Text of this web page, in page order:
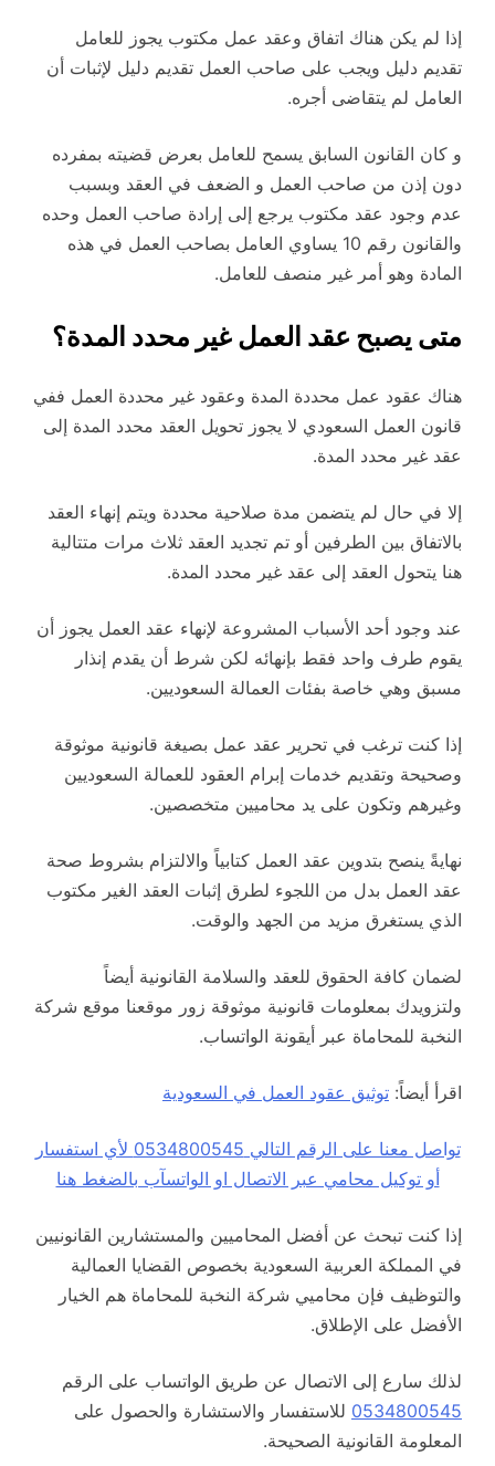
إذا لم يكن هناك اتفاق وعقد عمل مكتوب يجوز للعامل
تقديم دليل ويجب على صاحب العمل تقديم دليل لإثبات أن
العامل لم يتقاضى أجره.
و كان القانون السابق يسمح للعامل بعرض قضيته بمفرده
دون إذن من صاحب العمل و الضعف في العقد وبسبب
عدم وجود عقد مكتوب يرجع إلى إرادة صاحب العمل وحده
والقانون رقم 10 يساوي العامل بصاحب العمل في هذه
المادة وهو أمر غير منصف للعامل.
متى يصبح عقد العمل غير محدد المدة؟
هناك عقود عمل محددة المدة وعقود غير محددة العمل ففي
قانون العمل السعودي لا يجوز تحويل العقد محدد المدة إلى
عقد غير محدد المدة.
إلا في حال لم يتضمن مدة صلاحية محددة ويتم إنهاء العقد
بالاتفاق بين الطرفين أو تم تجديد العقد ثلاث مرات متتالية
هنا يتحول العقد إلى عقد غير محدد المدة.
عند وجود أحد الأسباب المشروعة لإنهاء عقد العمل يجوز أن
يقوم طرف واحد فقط بإنهائه لكن شرط أن يقدم إنذار
مسبق وهي خاصة بفئات العمالة السعوديين.
إذا كنت ترغب في تحرير عقد عمل بصيغة قانونية موثوقة
وصحيحة وتقديم خدمات إبرام العقود للعمالة السعوديين
وغيرهم وتكون على يد محاميين متخصصين.
نهايةً ينصح بتدوين عقد العمل كتابياً والالتزام بشروط صحة
عقد العمل بدل من اللجوء لطرق إثبات العقد الغير مكتوب
الذي يستغرق مزيد من الجهد والوقت.
لضمان كافة الحقوق للعقد والسلامة القانونية أيضاً
ولتزويدك بمعلومات قانونية موثوقة زور موقعنا موقع شركة
النخبة للمحاماة عبر أيقونة الواتساب.
اقرأ أيضاً: توثيق عقود العمل في السعودية
تواصل معنا على الرقم التالي 0534800545 لأي استفسار
أو توكيل محامي عبر الاتصال او الواتسآب بالضغط هنا
إذا كنت تبحث عن أفضل المحاميين والمستشارين القانونيين
في المملكة العربية السعودية بخصوص القضايا العمالية
والتوظيف فإن محاميي شركة النخبة للمحاماة هم الخيار
الأفضل على الإطلاق.
لذلك سارع إلى الاتصال عن طريق الواتساب على الرقم
0534800545 للاستفسار والاستشارة والحصول على
المعلومة القانونية الصحيحة.